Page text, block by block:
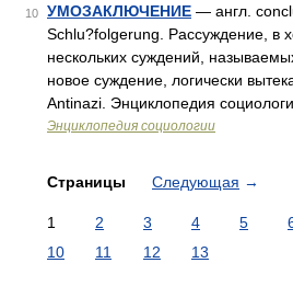
10 УМОЗАКЛЮЧЕНИЕ — англ.
Schlu?folgerung. Рассуждение, в
нескольких суждений,
новое суждение, логически
Antinazi. Энциклопедия
Энциклопедия социологии
Страницы Следующая →
1 2 3 4 5
10
11 12 13